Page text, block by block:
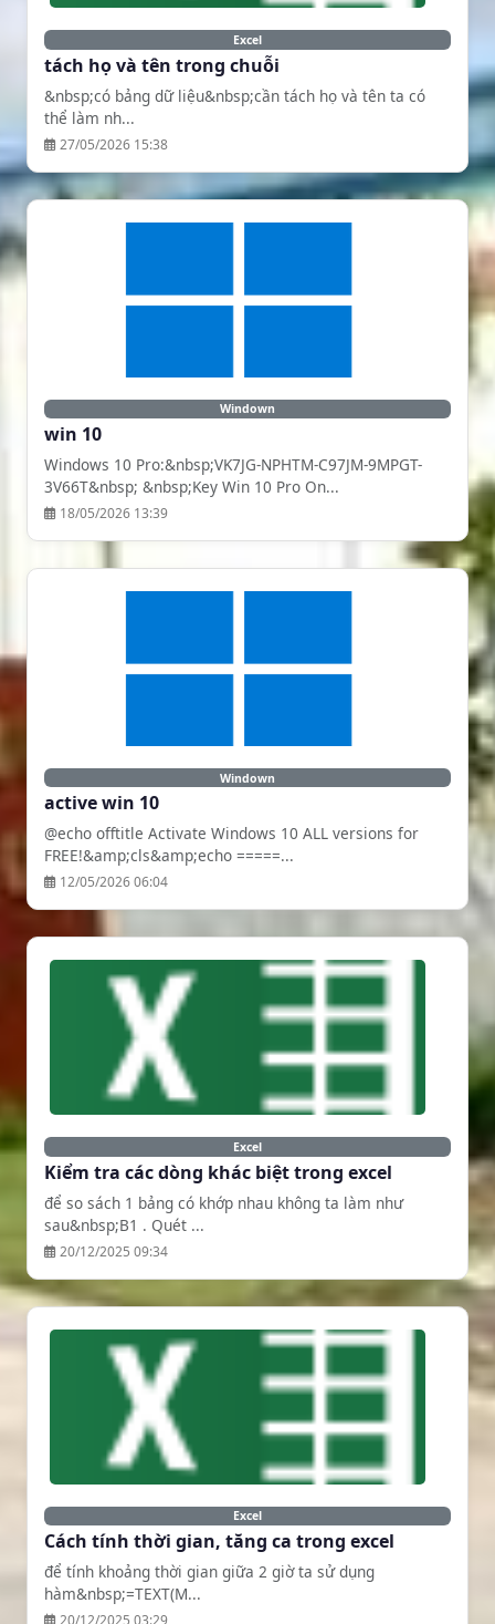
Excel
tách họ và tên trong chuỗi
&nbsp;có bảng dữ liệu&nbsp;cần tách họ và tên ta có
thể làm nh...
27/05/2026 15:38
Windown
win 10
Windows 10 Pro:&nbsp;VK7JG-NPHTM-C97JM-9MPGT-
3V66T&nbsp; &nbsp;Key Win 10 Pro On...
18/05/2026 13:39
Windown
active win 10
@echo offtitle Activate Windows 10 ALL versions for
FREE!&amp;cls&amp;echo =====...
12/05/2026 06:04
Excel
Kiểm tra các dòng khác biệt trong excel
để so sách 1 bảng có khớp nhau không ta làm như
sau&nbsp;B1 . Quét ...
20/12/2025 09:34
Excel
Cách tính thời gian, tăng ca trong excel
để tính khoảng thời gian giữa 2 giờ ta sử dụng
hàm&nbsp;=TEXT(M...
20/12/2025 03:29